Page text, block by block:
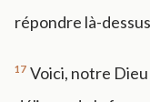
répondre là-
17 Voici, notre